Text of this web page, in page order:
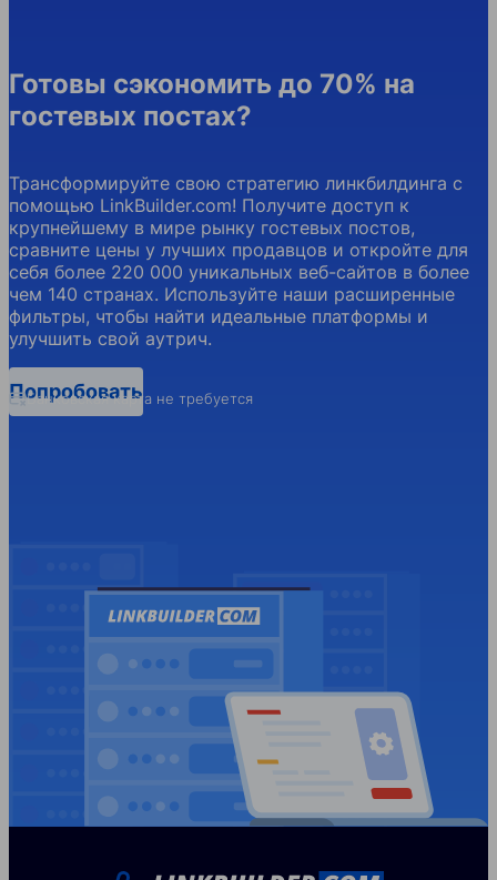
Готовы сэкономить до 70% на
гостевых постах?
Трансформируйте свою стратегию линкбилдинга с
помощью LinkBuilder.com! Получите доступ к
крупнейшему в мире рынку гостевых постов,
сравните цены у лучших продавцов и откройте для
себя более 220 000 уникальных веб-сайтов в более
чем 140 странах. Используйте наши расширенные
фильтры, чтобы найти идеальные платформы и
улучшить свой аутрич.
Попробовать
Банковская карта не требуется